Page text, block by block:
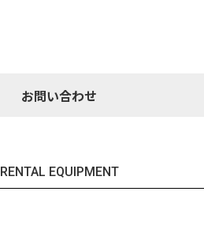
お問い合わせ
RENTAL EQUIPMENT